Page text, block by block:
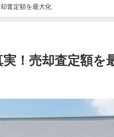
査定額を最大化
！売却査定額を